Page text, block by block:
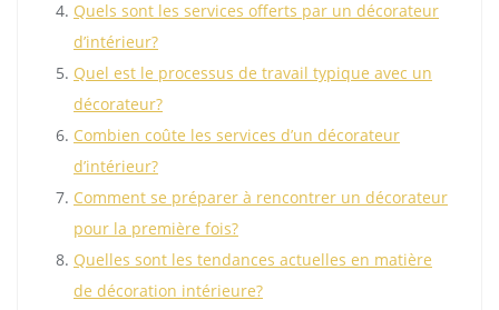
Quels sont les services offerts par un décorateur
d’intérieur?
Quel est le processus de travail typique avec un
décorateur?
Combien coûte les services d’un décorateur
d’intérieur?
Comment se préparer à rencontrer un décorateur
pour la première fois?
Quelles sont les tendances actuelles en matière
de décoration intérieure?